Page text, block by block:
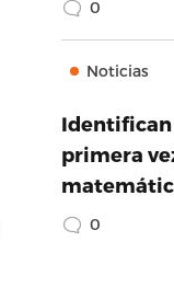
0
Noticias
Identifican
primera
0